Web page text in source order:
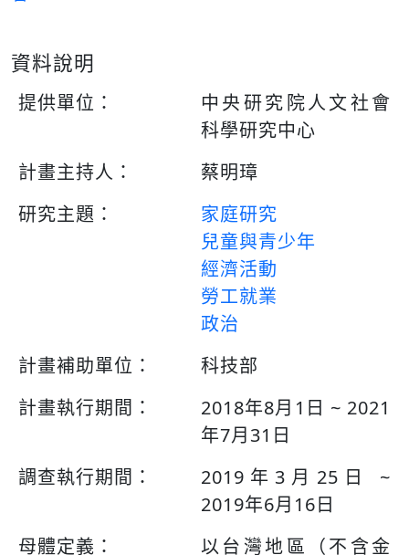
資料說明
提供單位：
中央研究院人文社會
科學研究中心
計畫主持人：
蔡明璋
研究主題：
家庭研究
兒童與青少年
經濟活動
勞工就業
政治
計畫補助單位：
科技部
計畫執行期間：
2018年8月1日 ~ 2021
年7月31日
調查執行期間：
2019年3月25日 ~
2019年6月16日
母體定義：
以台灣地區（不含金